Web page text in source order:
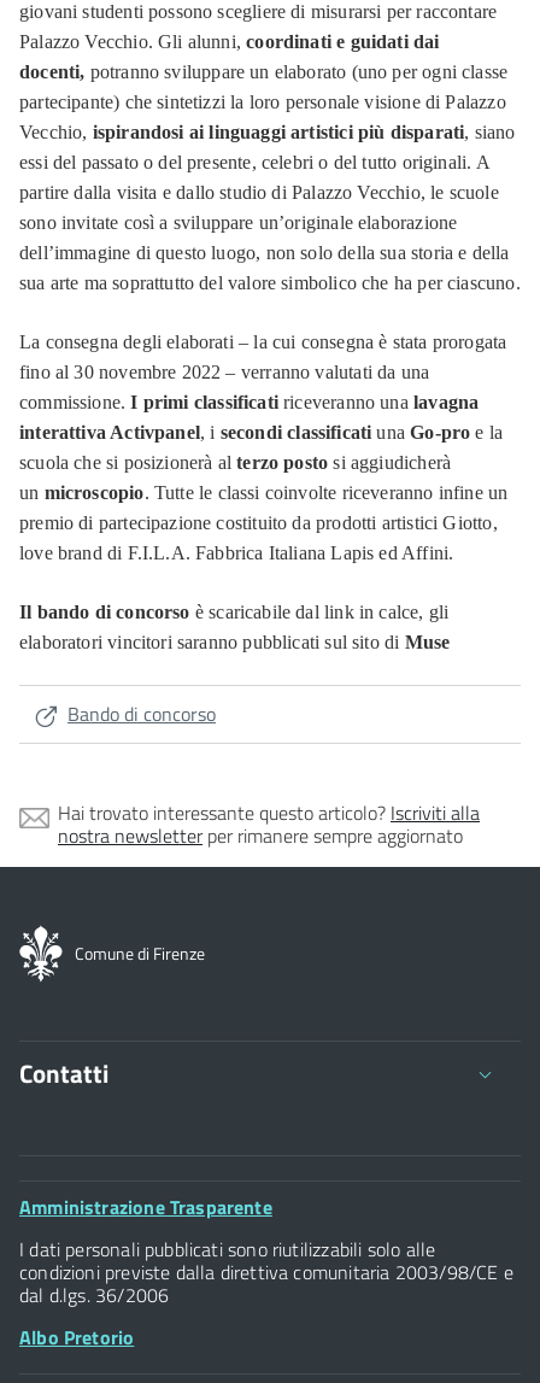
giovani studenti possono scegliere di misurarsi per raccontare
Palazzo Vecchio. Gli alunni,coordinati e guidati dai
docenti, potranno sviluppare un elaborato (uno per ogni classe
partecipante) che sintetizzi la loro personale visione di Palazzo
Vecchio, ispirandosi ai linguaggi artistici più disparati, siano
essi del passato o del presente, celebri o del tutto originali. A
partire dalla visita e dallo studio di Palazzo Vecchio, le scuole
sono invitate così a sviluppare un’originale elaborazione
dell’immagine di questo luogo, non solo della sua storia e della
sua arte ma soprattutto del valore simbolico che ha per ciascuno.
La consegna degli elaborati – la cui consegna è stata prorogata
fino al 30 novembre 2022 – verranno valutati da una
commissione.I primi classificatiriceveranno unalavagna
interattiva Activpanel, i secondi classificati unaGo-pro e la
scuola che si posizionerà alterzo posto si aggiudicherà
un microscopio. Tutte le classi coinvolte riceveranno infine un
premio di partecipazione costituito da prodotti artistici Giotto,
love brand di F.I.L.A. Fabbrica Italiana Lapis ed Affini.
Il bando di concorso è scaricabile dal link in calce, gli
elaboratori vincitori saranno pubblicati sul sito di Muse
Bando di concorso
Hai trovato interessante questo articolo? Iscriviti alla
nostra newsletterper rimanere sempre aggiornato
Comune di Firenze
Contatti
Comune di Firenze
Palazzo Vecchio
Piazza della Signoria - 50122, Firenze
P.IVA 01307110484
Footer
Amministrazione Trasparente
I dati personali pubblicati sono riutilizzabili solo alle
condizioni previste dalla direttiva comunitaria 2003/98/CE e
dal d.lgs. 36/2006
Albo Pretorio